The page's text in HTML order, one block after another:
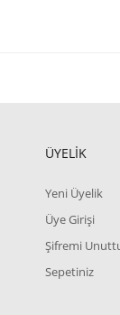
ÜYELİK
Yeni Üyelik
Üye Girişi
Şifremi
Sepetiniz